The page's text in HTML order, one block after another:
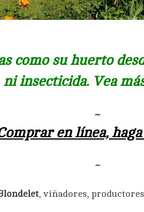
como su huerto
ni insecticida. Vea
~
en línea,
~
, viñadores,